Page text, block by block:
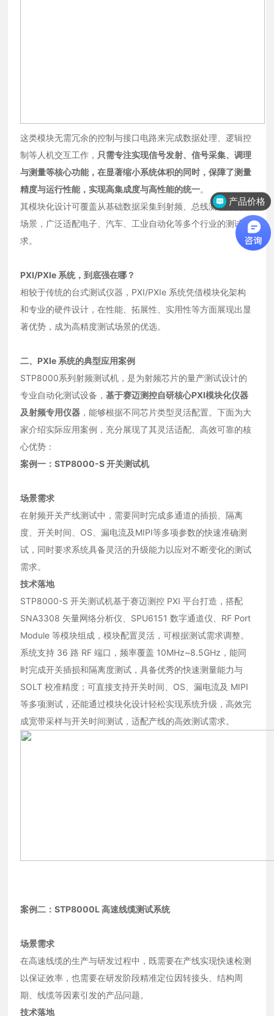
这类模块无需冗余的控制与接口电路来完成数据处理、逻辑控
制等人机交互工作， 只需专注实现信号发射、信号采集、调理
与测量等核心功能，在显著缩小系统体积的同时，保障了测量
精度与运行性能，实现高集成度与高性能的统一。
其模块化设计可覆盖从基础数据采集到射频、总线测试等复杂
场景，广泛适配电子、汽车、工业自动化等多个行业的测试需
求。
PXI/PXIe 系统，到底强在哪？
相较于传统的台式测试仪器，PXI/PXIe 系统凭借模块化架构
和专业的硬件设计，在性能、拓展性、实用性等方面展现出显
著优势，成为高精度测试场景的优选。
二、PXIe 系统的典型应用案例
STP8000系列射频测试机，是为射频芯片的量产测试设计的
专业自动化测试设备，基于赛迈测控自研核心PXI模块化仪器
及射频专用仪器 ，能够根据不同芯片类型灵活配置。下面为大
家介绍实际应用案例，充分展现了其灵活适配、高效可靠的核
心优势：
案例一：STP8000-S 开关测试机
场景需求
在射频开关产线测试中，需要同时完成多通道的插损、隔离
度、开关时间、OS、漏电流及MIPI等多项参数的快速准确测
试，同时要求系统具备灵活的升级能力以应对不断变化的测试
需求。
技术落地
STP8000-S 开关测试机基于赛迈测控 PXI 平台打造，搭配
SNA3308 矢量网络分析仪、SPU6151 数字通道仪、RF Port
Module 等模块组成，模块配置灵活，可根据测试需求调整。
系统支持 36 路 RF 端口，频率覆盖 10MHz~8.5GHz，能同
时完成开关插损和隔离度测试，具备优秀的快速测量能力与
SOLT 校准精度；可直接支持开关时间、OS、漏电流及 MIPI
等多项测试，还能通过模块化设计轻松实现系统升级，高效完
成宽带采样与开关时间测试，适配产线的高效测试需求。
案例二：STP8000L 高速线缆测试系统
场景需求
在高速线缆的生产与研发过程中，既需要在产线实现快速检测
以保证效率，也需要在研发阶段精准定位因转接头、结构周
期、线缆等因素引发的产品问题。
技术落地
产品价格